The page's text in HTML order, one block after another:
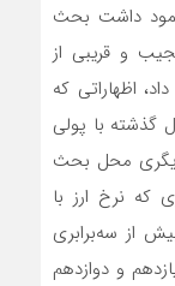
داشت بحث
و قریبی از
اظهاراتی که
آیا ایشان درباره انچه طی 8 سال گذشته با پولی
محل بحث
که نرخ ارز با
از سه‌برابری
و دوازدهم